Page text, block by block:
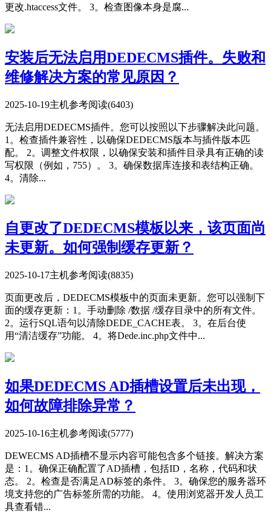
更改.htaccess文件。 3。检查图像本身是腐...
安装后无法启用DEDECMS插件。失败和
维修解决方案的常见原因？
2025-10-19主机参考阅读(6403)
无法启用DEDECMS插件。您可以按照以下步骤解决此问题。
1。检查插件兼容性，以确保DEDECMS版本与插件版本匹
配。 2。调整文件权限，以确保安装和插件目录具有正确的读
写权限（例如，755）。 3。确保数据库连接和表结构正确。
4。清除...
自更改了DEDECMS模板以来，该页面尚
未更新。如何强制缓存更新？
2025-10-17主机参考阅读(8835)
页面更改后，DEDECMS模板中的页面未更新。您可以强制下
面的缓存更新：1。手动删除 /数据 /缓存目录中的所有文件。
2。运行SQL语句以清除DEDE_CACHE表。 3。在后台使
用“清洁缓存”功能。 4。将Dede.inc.php文件中...
如果DEDECMS AD插槽设置后未出现，
如何故障排除异常？
2025-10-16主机参考阅读(5777)
DEWECMS AD插槽不显示内容可能包含多个链接。解决方案
是：1。确保正确配置了AD插槽，包括ID，名称，代码和状
态。 2。检查是否满足AD标签的条件。 3。确保您的服务器环
境支持您的广告标签所需的功能。 4。使用浏览器开发人员工
具查看错...